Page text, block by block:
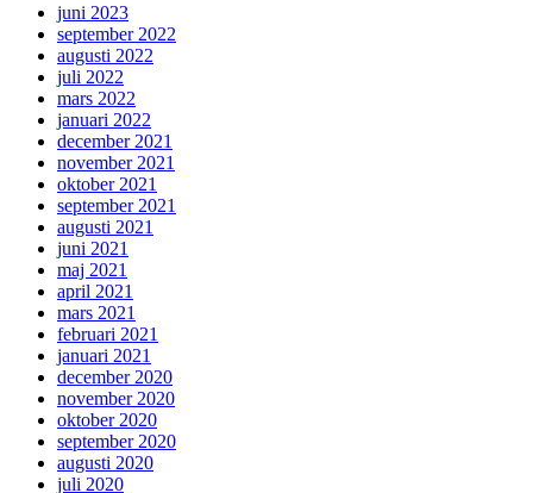
juni 2023
september 2022
augusti 2022
juli 2022
mars 2022
januari 2022
december 2021
november 2021
oktober 2021
september 2021
augusti 2021
juni 2021
maj 2021
april 2021
mars 2021
februari 2021
januari 2021
december 2020
november 2020
oktober 2020
september 2020
augusti 2020
juli 2020